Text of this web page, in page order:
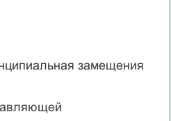
замещения